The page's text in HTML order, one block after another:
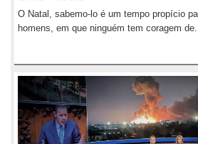
O Natal, sabemo-lo é um tempo propício
homens, em que ninguém tem coragem